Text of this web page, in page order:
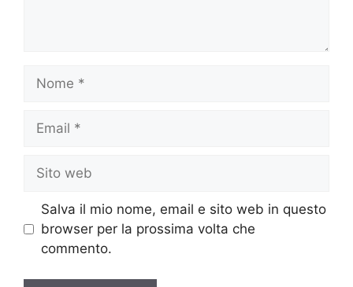
Nome
Email
Sito
web
Salva il mio nome, email e sito web in questo
browser per la prossima volta che
commento.